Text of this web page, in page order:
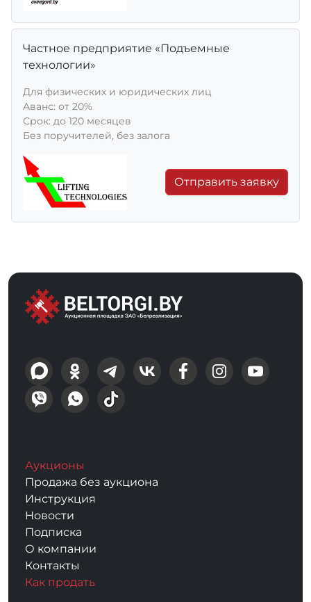
Частное предприятие «Подъемные
технологии»
Для физических и юридических лиц
Aванс: от 20%
Срок: до 120 месяцев
Без поручителей, без залога
Отправить заявку
Аукционы
Продажа без аукциона
Инструкция
Новости
Подписка
О компании
Контакты
Как продать